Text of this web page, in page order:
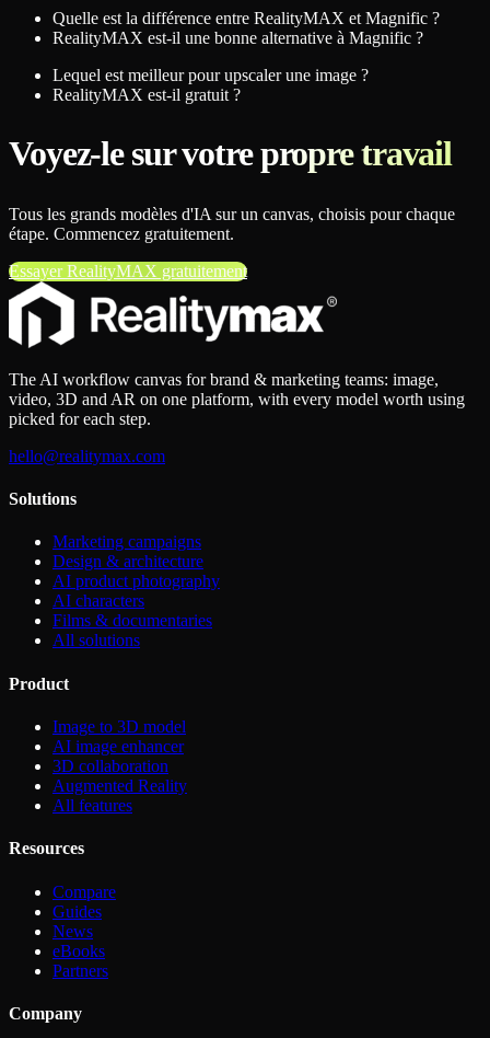
Quelle est la différence entre RealityMAX et Magnific ?
RealityMAX est-il une bonne alternative à Magnific ?
Lequel est meilleur pour upscaler une image ?
RealityMAX est-il gratuit ?
Voyez-le sur votre propre travail
Tous les grands modèles d'IA sur un canvas, choisis pour chaque
étape. Commencez gratuitement.
Essayer RealityMAX gratuitement
The AI workflow canvas for brand & marketing teams: image,
video, 3D and AR on one platform, with every model worth using
picked for each step.
hello@realitymax.com
Solutions
Marketing campaigns
Design & architecture
AI product photography
AI characters
Films & documentaries
All solutions
Product
Image to 3D model
AI image enhancer
3D collaboration
Augmented Reality
All features
Resources
Compare
Guides
News
eBooks
Partners
Company